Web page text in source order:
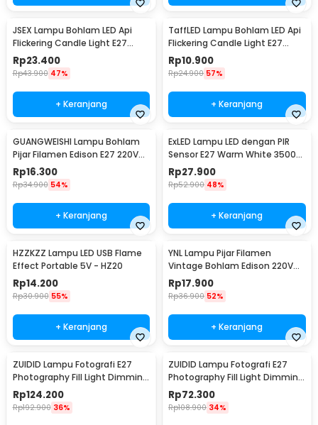
JSEX Lampu Bohlam LED Api
Flickering Candle Light E27
Warm White 3W - CB3
Rp23.400
Rp43.900 47%
+ Keranjang
TaffLED Lampu Bohlam LED Api
Flickering Candle Light E27
Orange 3W - OM-BB-3W
Rp10.900
Rp24.900 57%
+ Keranjang
GUANGWEISHI Lampu Bohlam
Pijar Filamen Edison E27 220V
4W - ST64
Rp16.300
Rp34.900 54%
+ Keranjang
ExLED Lampu LED dengan PIR
Sensor E27 Warm White 3500K
12W - Ex01
Rp27.900
Rp52.900 48%
+ Keranjang
HZZKZZ Lampu LED USB Flame
Effect Portable 5V - HZ20
Rp14.200
Rp30.900 55%
+ Keranjang
YNL Lampu Pijar Filamen
Vintage Bohlam Edison 220V
40W - T45
Rp17.900
Rp36.900 52%
+ Keranjang
ZUIDID Lampu Fotografi E27
Photography Fill Light Dimming
with Remote 150W - Z-27
Rp124.200
Rp192.900 36%
ZUIDID Lampu Fotografi E27
Photography Fill Light Dimming
with Remote 85W - Z-27
Rp72.300
Rp108.900 34%